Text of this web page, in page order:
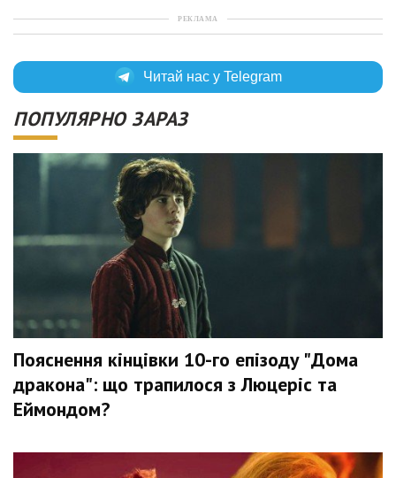
РЕКЛАМА
Читай нас у Telegram
ПОПУЛЯРНО ЗАРАЗ
Пояснення кінцівки 10-го епізоду "Дома
дракона": що трапилося з Люцеріс та
Еймондом?